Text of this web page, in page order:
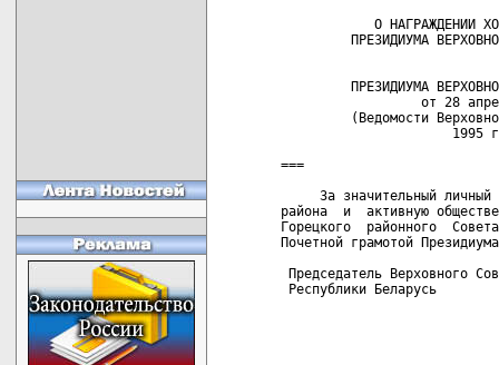
О НАГРАЖДЕНИИ
ПРЕЗИДИУМА
ПРЕЗИДИУМА
от 28
(Ведомости
1995
===
За значительный личный
района  и  активную
Горецкого  районного
Почетной грамотой
Председатель Верховного
Республики